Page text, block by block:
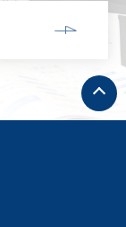
ト
ッ
プ
へ